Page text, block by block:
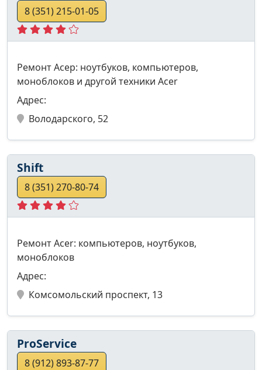
8 (351) 215-01-05
Ремонт Асер: ноутбуков, компьютеров,
моноблоков и другой техники Acer
Адрес:
Володарского, 52
Shift
8 (351) 270-80-74
Ремонт Acer: компьютеров, ноутбуков,
моноблоков
Адрес:
Комсомольский проспект, 13
ProService
8 (912) 893-87-77